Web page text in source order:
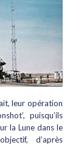
leur opération
puisqu’ils
la Lune dans le
d’après